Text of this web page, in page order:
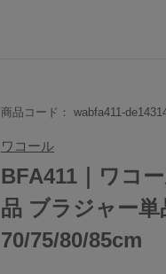
商品コード： wabfa411-
ワコール
BFA411｜ワコ
品 ブラジャー
70/75/80/85cm